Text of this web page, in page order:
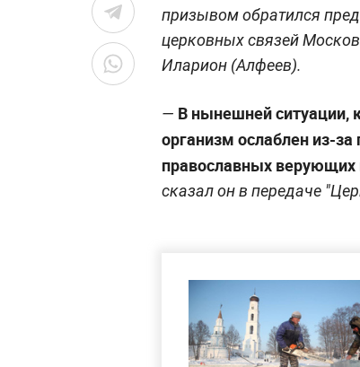
призывом обратился
церковных связей
Иларион (Алфеев).
— В нынешней ситуации,
организм ослаблен из-
православных верующих
сказал он в передаче